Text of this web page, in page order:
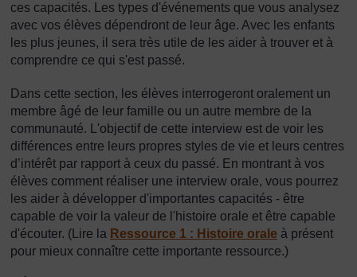
ces capacités. Les types d'événements que vous analysez
avec vos élèves dépendront de leur âge. Avec les enfants
les plus jeunes, il sera très utile de les aider à trouver et à
comprendre ce qui s'est passé.
Dans cette section, les élèves interrogeront oralement un
membre âgé de leur famille ou un autre membre de la
communauté. L'objectif de cette interview est de voir les
différences entre leurs propres styles de vie et leurs centres
d’intérêt par rapport à ceux du passé. En montrant à vos
élèves comment réaliser une interview orale, vous pourrez
les aider à développer d'importantes capacités - être
capable de voir la valeur de l'histoire orale et être capable
d'écouter. (Lire la Ressource 1 : Histoire orale à présent
pour mieux connaître cette importante ressource.)